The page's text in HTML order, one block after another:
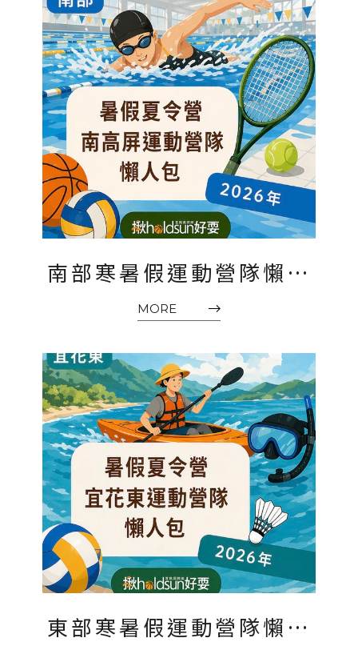
南部寒暑假運動營隊懶人
包2026｜臺南、高雄、屏
MORE
東部寒暑假運動營隊懶人